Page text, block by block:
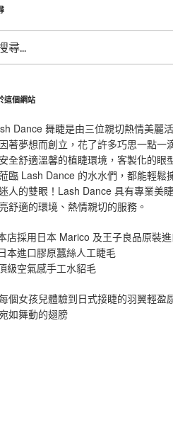
這個網站
Dance 舞睫是由三位親切熱情美麗
著夢想而創立，花了許多巧思一點一
全舒適溫馨的植睫環境，客製化的眼
臨 Lash Dance 的水水們，都能輕鬆
人的雙眼！Lash Dance 具有專業美
舒適的環境、熱情親切的服務。
店採用日本 Marico 及王子良品原裝
本進口膠原蠶絲人工睫毛
級空氣感手工水貂毛
個女孩兒體驗到日式接睫的羽翼輕盈
如舞動的翅膀